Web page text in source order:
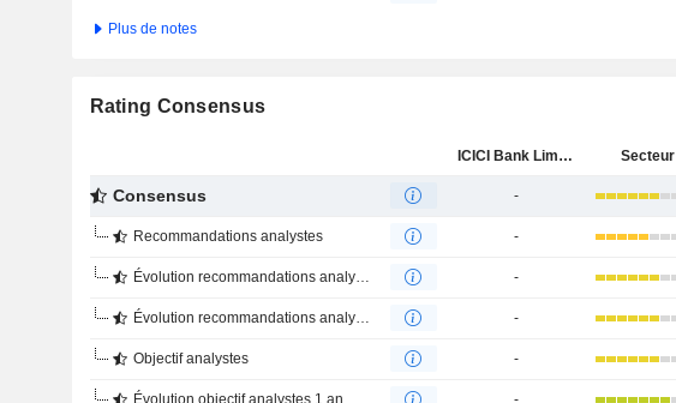
Plus de notes
Rating Consensus
ICICI Bank Limited Secteur
Consensus -
Recommandations analystes -
Évolution recommandations analystes 1 an -
Évolution recommandations analystes 4 mois -
Objectif analystes -
Évolution objectif analystes 1 an -